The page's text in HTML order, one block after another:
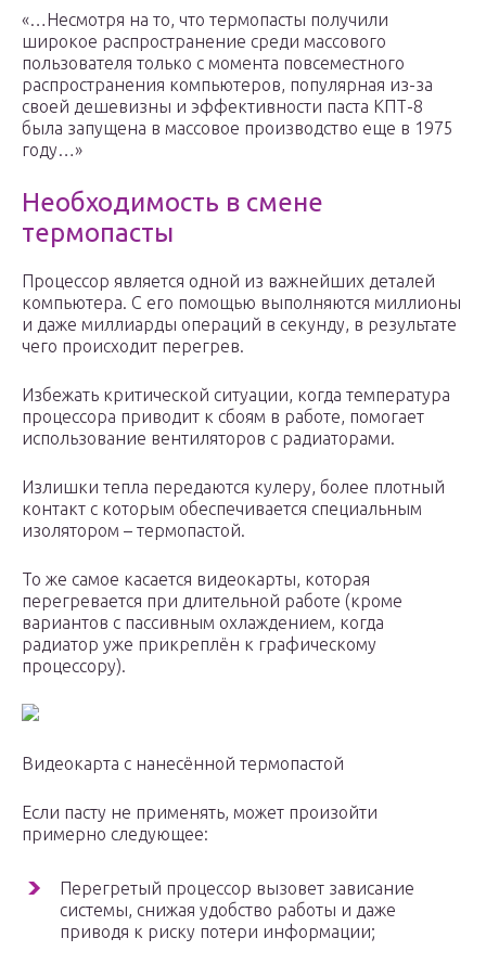
«…Несмотря на то, что термопасты получили
широкое распространение среди массового
пользователя только с момента повсеместного
распространения компьютеров, популярная из-за
своей дешевизны и эффективности паста КПТ-8
была запущена в массовое производство еще в 1975
году…»
Необходимость в смене
термопасты
Процессор является одной из важнейших деталей
компьютера. С его помощью выполняются миллионы
и даже миллиарды операций в секунду, в результате
чего происходит перегрев.
Избежать критической ситуации, когда температура
процессора приводит к сбоям в работе, помогает
использование вентиляторов с радиаторами.
Излишки тепла передаются кулеру, более плотный
контакт с которым обеспечивается специальным
изолятором – термопастой.
То же самое касается видеокарты, которая
перегревается при длительной работе (кроме
вариантов с пассивным охлаждением, когда
радиатор уже прикреплён к графическому
процессору).
Видеокарта с нанесённой термопастой
Если пасту не применять, может произойти
примерно следующее:
Перегретый процессор вызовет зависание
системы, снижая удобство работы и даже
приводя к риску потери информации;